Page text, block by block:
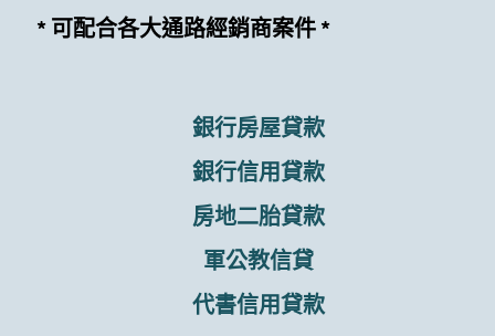
* 可配合各大通路經銷商案件 *
銀行房屋貸款
銀行信用貸款
房地二胎貸款
軍公教信貸
代書信用貸款